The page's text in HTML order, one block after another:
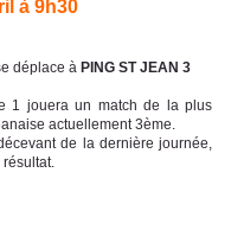
à 9h30
déplace à PING ST JEAN 3
1 jouera un match de la plus
actuellement 3ème.
de la dernière journée,